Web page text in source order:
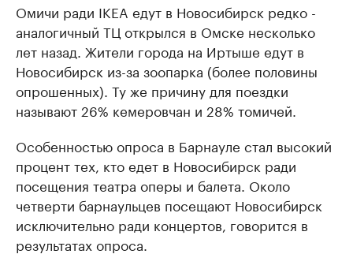
Омичи ради IKEA едут в Новосибирск редко -
аналогичный ТЦ открылся в Омске несколько
лет назад. Жители города на Иртыше едут в
Новосибирск из-за зоопарка (более половины
опрошенных). Ту же причину для поездки
называют 26% кемеровчан и 28% томичей.
Особенностью опроса в Барнауле стал высокий
процент тех, кто едет в Новосибирск ради
посещения театра оперы и балета. Около
четверти барнаульцев посещают Новосибирск
исключительно ради концертов, говорится в
результатах опроса.